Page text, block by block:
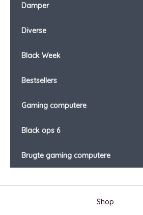
Damper
Diverse
Black Week
Bestsellers
Gaming computere
Black ops 6
Brugte gaming computere
Shop